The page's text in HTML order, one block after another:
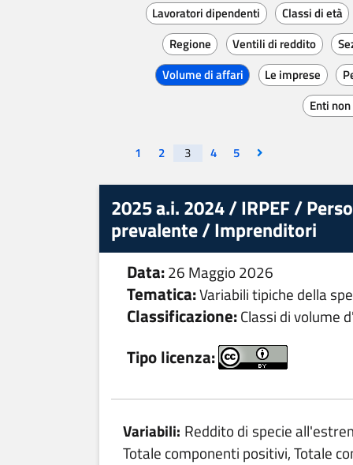
Lavoratori dipendenti
Classi di età
Regione
Ventili di reddito
Volume di affari
Le imprese
Enti
Visualizza la pagina
1 Visualizza la pagina
2 3 Visualizza la pagina
4 Visualizza la pagina
5 Vai all'ultima
2025 a.i. 2024 / IRPEF /
prevalente / Imprenditori
Data:26 Maggio 2026
Tematica:Variabili tipiche della
Classificazione:Classi di volume
Tipo licenza:
Variabili: Reddito di specie
Totale componenti positivi, Totale